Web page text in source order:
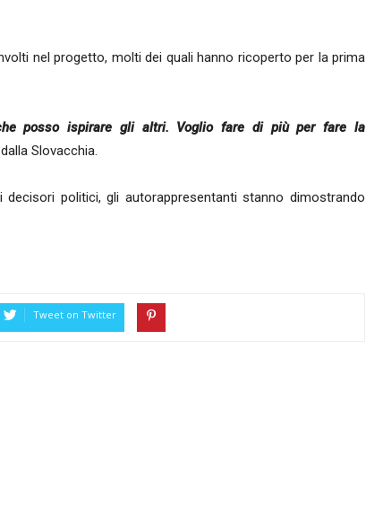
nel progetto, molti dei quali hanno ricoperto per la prima
posso ispirare gli altri. Voglio fare di più per fare la
Slovacchia.
politici, gli autorappresentanti stanno dimostrando
Tweet on Twitter